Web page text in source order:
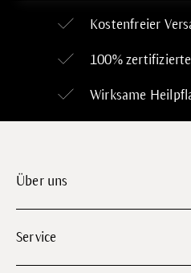
Kostenfreier
100% zertifizierte
Wirksame
Über uns
Service